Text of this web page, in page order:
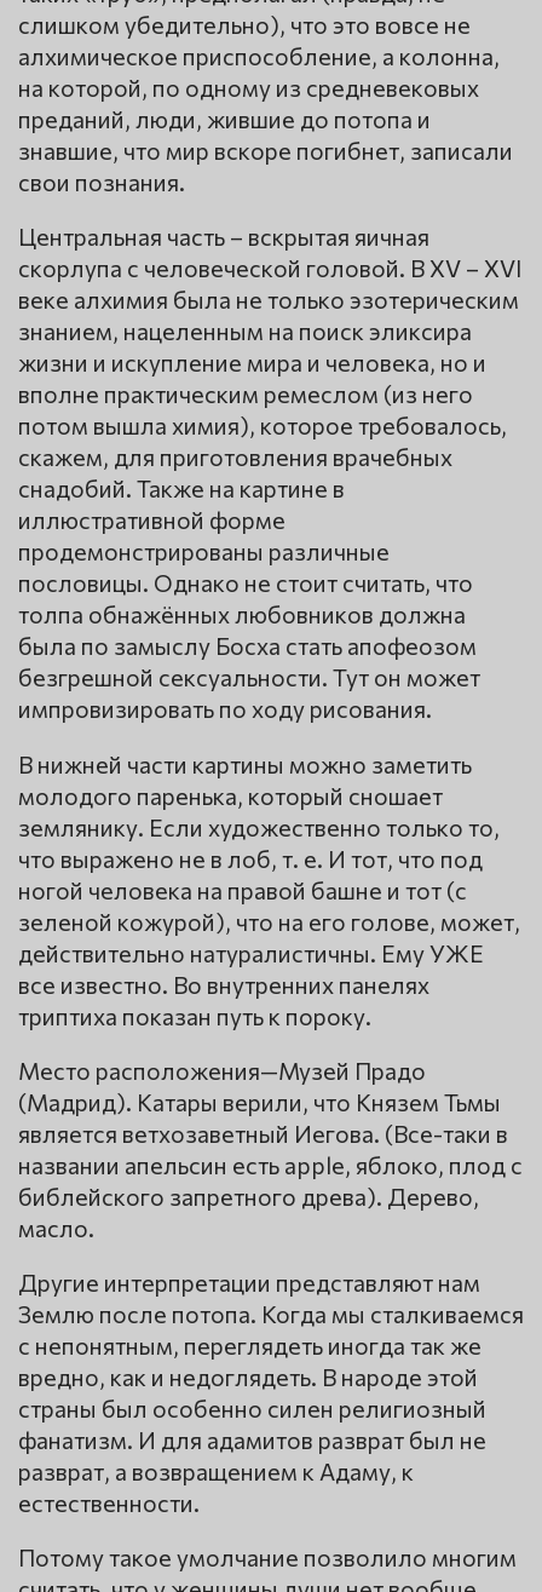
слишком убедительно), что это вовсе не
алхимическое приспособление, а колонна,
на которой, по одному из средневековых
преданий, люди, жившие до потопа и
знавшие, что мир вскоре погибнет, записали
свои познания.
Центральная часть – вскрытая яичная
скорлупа с человеческой головой. В XV – XVI
веке алхимия была не только эзотерическим
знанием, нацеленным на поиск эликсира
жизни и искупление мира и человека, но и
вполне практическим ремеслом (из него
потом вышла химия), которое требовалось,
скажем, для приготовления врачебных
снадобий. Также на картине в
иллюстративной форме
продемонстрированы различные
пословицы. Однако не стоит считать, что
толпа обнажённых любовников должна
была по замыслу Босха стать апофеозом
безгрешной сексуальности. Тут он может
импровизировать по ходу рисования.
В нижней части картины можно заметить
молодого паренька, который сношает
землянику. Если художественно только то,
что выражено не в лоб, т. е. И тот, что под
ногой человека на правой башне и тот (с
зеленой кожурой), что на его голове, может,
действительно натуралистичны. Ему УЖЕ
все известно. Во внутренних панелях
триптиха показан путь к пороку.
Место расположения—Музей Прадо
(Мадрид). Катары верили, что Князем Тьмы
является ветхозаветный Иегова. (Все-таки в
названии апельсин есть apple, яблоко, плод с
библейского запретного древа). Дерево,
масло.
Другие интерпретации представляют нам
Землю после потопа. Когда мы сталкиваемся
с непонятным, переглядеть иногда так же
вредно, как и недоглядеть. В народе этой
страны был особенно силен религиозный
фанатизм. И для адамитов разврат был не
разврат, а возвращением к Адаму, к
естественности.
Потому такое умолчание позволило многим